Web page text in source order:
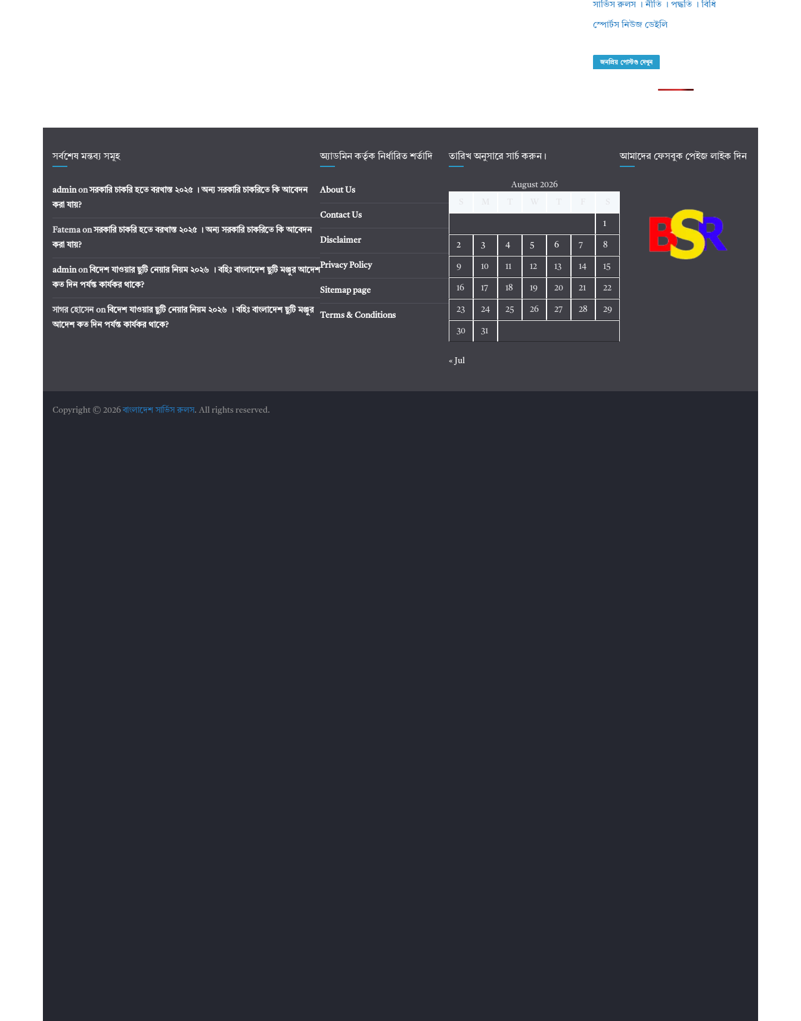
সার্ভিস রুলস । নীতি । পদ্ধতি । বিধি
স্পোর্টস নিউজ ডেইলি
জনপ্রিয় পোস্টগু দেখুন
সর্বশেষ মন্তব্য সমূহ
adminonসরকারি চাকরি হতে বরখাস্ত ২০২৫ । অন্য সরকারি চাকরিতে কি আবেদন
করা যায়?
Fatemaonসরকারি চাকরি হতে বরখাস্ত ২০২৫ । অন্য সরকারি চাকরিতে কি আবেদন
করা যায়?
adminonবিদেশ যাওয়ার ছুটি নেয়ার নিয়ম ২০২৬ । বহিঃ বাংলাদেশ ছুটি মঞ্জুর আদেশ
কত দিন পর্যন্ত কার্যকর থাকে?
সাগর হোসেনonবিদেশ যাওয়ার ছুটি নেয়ার নিয়ম ২০২৬ । বহিঃ বাংলাদেশ ছুটি মঞ্জুর
আদেশ কত দিন পর্যন্ত কার্যকর থাকে?
অ্যাডমিন কর্তৃক নির্ধারিত শর্তাদি
About Us
Contact Us
Disclaimer
Privacy Policy
Sitemap page
Terms & Conditions
তারিখ অনুসারে সার্চ করুন।
August 2026
1
2 3 4 5 6 7 8
9 10 11 12 13 14 15
16 17 18 19 20 21 22
23 24 25 26 27 28 29
30 31
« Jul
আমাদের ফেসবুক পেইজ লাইক দিন
Copyright © 2026বাংলাদেশ সার্ভিস রুলস. All rights reserved.